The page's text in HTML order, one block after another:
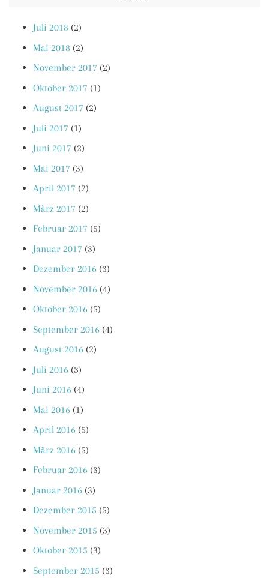
Juli 2018 (2)
Mai 2018 (2)
November 2017 (2)
Oktober 2017 (1)
August 2017 (2)
Juli 2017 (1)
Juni 2017 (2)
Mai 2017 (3)
April 2017 (2)
März 2017 (2)
Februar 2017 (5)
Januar 2017 (3)
Dezember 2016 (3)
November 2016 (4)
Oktober 2016 (5)
September 2016 (4)
August 2016 (2)
Juli 2016 (3)
Juni 2016 (4)
Mai 2016 (1)
April 2016 (5)
März 2016 (5)
Februar 2016 (3)
Januar 2016 (3)
Dezember 2015 (5)
November 2015 (3)
Oktober 2015 (3)
September 2015 (3)